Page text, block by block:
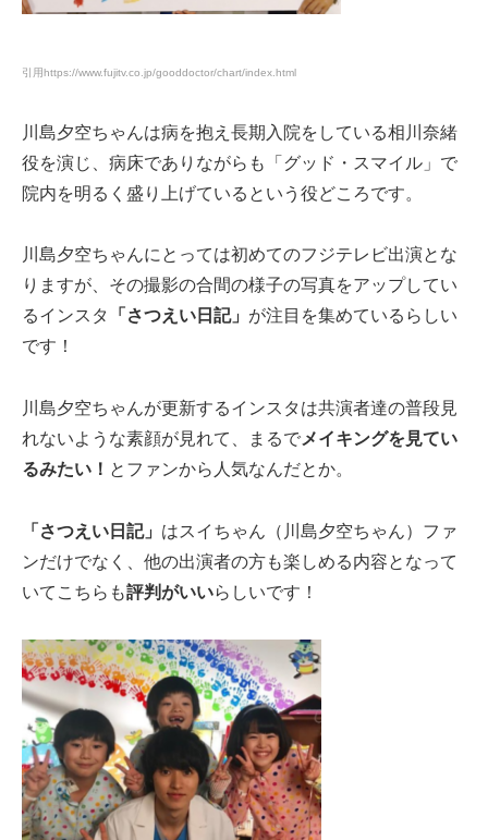
引用https://www.fujitv.co.jp/gooddoctor/chart/index.html
川島夕空ちゃんは病を抱え長期入院をしている相川奈緒
役を演じ、病床でありながらも「グッド・スマイル」で
院内を明るく盛り上げているという役どころです。
川島夕空ちゃんにとっては初めてのフジテレビ出演とな
りますが、その撮影の合間の様子の写真をアップしてい
るインスタ
「さつえい日記」 が注目を集めているらしい
です！
川島夕空ちゃんが更新するインスタは共演者達の普段見
れないような素顔が見れて、まるでメイキングを見てい
るみたい！ とファンから人気なんだとか。
「さつえい日記」 はスイちゃん（川島夕空ちゃん）ファ
ンだけでなく、他の出演者の方も楽しめる内容となって
いてこちらも評判がいいらしいです！